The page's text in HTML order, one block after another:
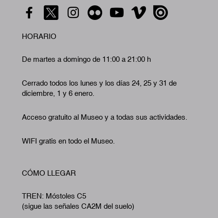
HORARIO
De martes a domingo de 11:00 a 21:00 h
Cerrado todos los lunes y los días 24, 25 y 31 de
diciembre, 1 y 6 enero.
Acceso gratuito al Museo y a todas sus actividades.
WIFI gratis en todo el Museo.
CÓMO LLEGAR
TREN: Móstoles C5
(sigue las señales CA2M del suelo)